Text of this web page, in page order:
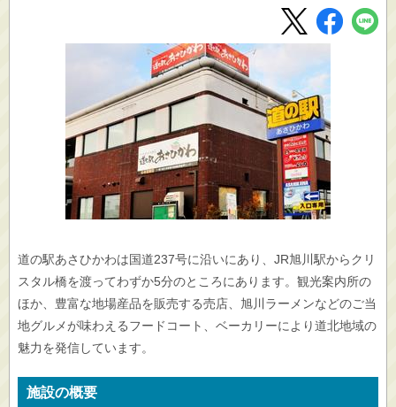
市政情報
× 閉じる
道の駅あさひかわは国道237号に沿いにあり、JR旭川駅からクリ
スタル橋を渡ってわずか5分のところにあります。観光案内所の
ほか、豊富な地場産品を販売する売店、旭川ラーメンなどのご当
地グルメが味わえるフードコート、ベーカリーにより道北地域の
魅力を発信しています。
施設の概要